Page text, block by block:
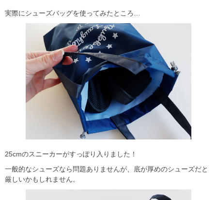
実際にシューズバッグを使ってみたところ…
25cmのスニーカーがすっぽり入りました！
一般的なシューズなら問題ありませんが、底が厚めのシューズだと
厳しいかもしれません。